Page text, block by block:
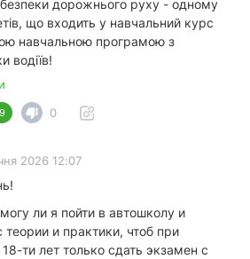
дорожнього руху - одному
що входить у навчальний курс
навчальною програмою з
водіїв!
9 0
2026 12:07
ли я пойти в автошколу и
теории и практики, чтоб при
ти лет только сдать экзамен с